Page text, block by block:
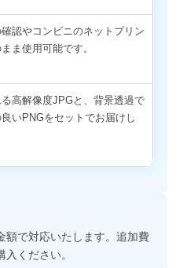
認やコンビニのネットプリン
ま使用可能です。
高解像度JPGと、背景透過で
いPNGをセットでお届けし
額で対応いたします。追加費
ください。